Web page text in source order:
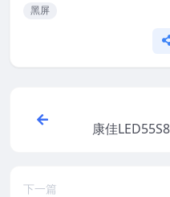
黑屏
康佳
下一篇